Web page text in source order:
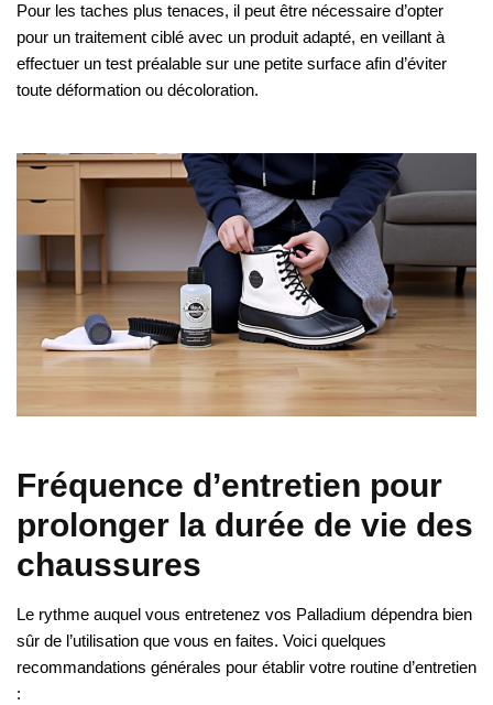
Pour les taches plus tenaces, il peut être nécessaire d’opter
pour un traitement ciblé avec un produit adapté, en veillant à
effectuer un test préalable sur une petite surface afin d’éviter
toute déformation ou décoloration.
Fréquence d’entretien pour
prolonger la durée de vie des
chaussures
Le rythme auquel vous entretenez vos Palladium dépendra bien
sûr de l’utilisation que vous en faites. Voici quelques
recommandations générales pour établir votre routine d’entretien
: